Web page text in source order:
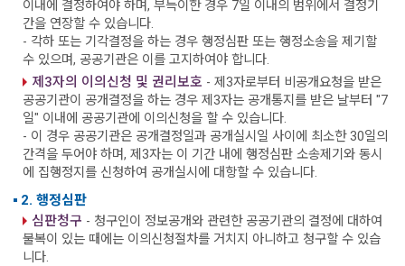
이내에 결정하여야 하며, 부득이한 경우 7일 이내의 범위에서 결정기
간을 연장할 수 있습니다.
- 각하 또는 기각결정을 하는 경우 행정심판 또는 행정소송을 제기할
수 있으며, 공공기관은 이를 고지하여야 합니다.
제3자의 이의신청 및 권리보호 - 제3자로부터 비공개요청을 받은
공공기관이 공개결정을 하는 경우 제3자는 공개통지를 받은 날부터 "7
일" 이내에 공공기관에 이의신청을 할 수 있습니다.
- 이 경우 공공기관은 공개결정일과 공개실시일 사이에 최소한 30일의
간격을 두어야 하며, 제3자는 이 기간 내에 행정심판 소송제기와 동시
에 집행정지를 신청하여 공개실시에 대항할 수 있습니다.
2. 행정심판
심판청구 - 청구인이 정보공개와 관련한 공공기관의 결정에 대하여
불복이 있는 때에는 이의신청절차를 거치지 아니하고 청구할 수 있습
니다.